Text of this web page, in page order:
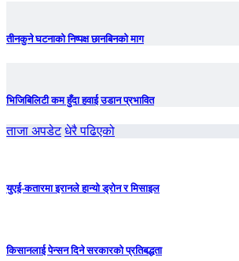
तीनकुने घटनाकाे निष्पक्ष छानबिनकाे माग
भिजिबिलिटी कम हुँदा हवाई उडान प्रभावित
ताजा अपडेट धेरै पढिएको
युएई-कतारमा इरानले हान्यो ड्रोन र मिसाइल
किसानलाई पेन्सन दिने सरकारको प्रतिबद्धता